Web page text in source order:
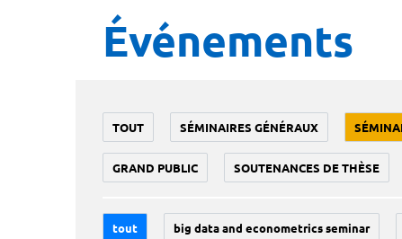
Événements
TOUT SÉMINAIRES GÉNÉRAUX
GRAND PUBLIC SOUTENANCES DE THÈSE
tout big data and econometrics seminar